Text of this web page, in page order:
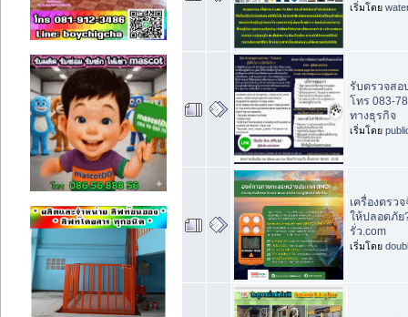
เริ่มโดย
รับตรวจส
โทร 083-
ทางธุรกิจ
เริ่มโดย
เครื่องตรว
ให้ปลอดภัย
รั่ว.com
เริ่มโดย